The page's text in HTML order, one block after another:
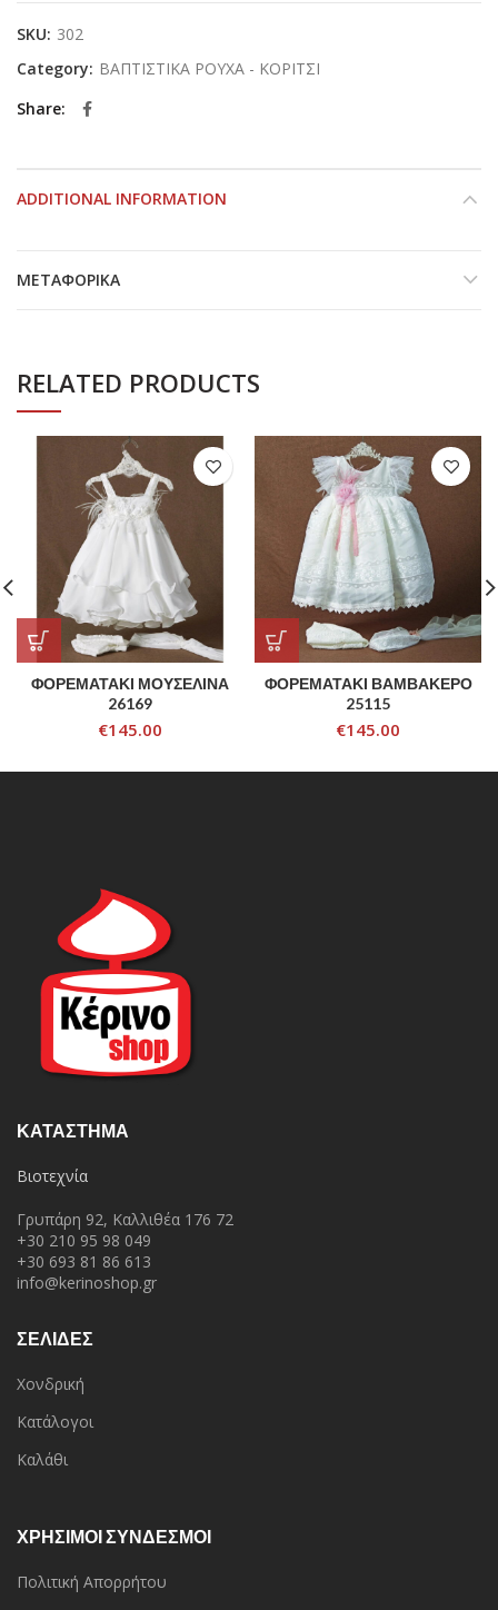
SKU: 302
Category: ΒΑΠΤΙΣΤΙΚΑ ΡΟΥΧΑ - ΚΟΡΙΤΣΙ
Share
ADDITIONAL INFORMATION
ΜΕΤΑΦΟΡΙΚΆ
RELATED PRODUCTS
ΦΟΡΕΜΑΤΑΚΙ ΜΟΥΣΕΛΙΝΑ
26169
€145.00
ΦΟΡΕΜΑΤΑΚΙ ΒΑΜΒΑΚΕΡΟ
25115
€145.00
ΚΑΤΆΣΤΗΜΑ
Βιοτεχνία
Γρυπάρη 92, Καλλιθέα 176 72
+30 210 95 98 049
+30 693 81 86 613
info@kerinoshop.gr
ΣΕΛΙΔΕΣ
Χονδρική
Κατάλογοι
Καλάθι
ΧΡΗΣΙΜΟΙ ΣΥΝΔΕΣΜΟΙ
Πολιτική Απορρήτου